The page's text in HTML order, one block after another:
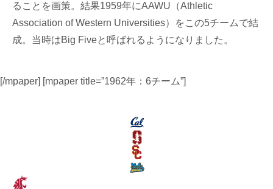
ることを画策。結果1959年にAAWU（Athletic
Association of Western Universities）をこの5チームで結
成。当時はBig Fiveと呼ばれるようになりました。
[/mpaper] [mpaper title=”1962年：6チーム”]